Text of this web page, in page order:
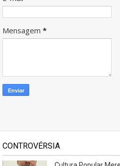
Mensagem *
CONTROVÉRSIA